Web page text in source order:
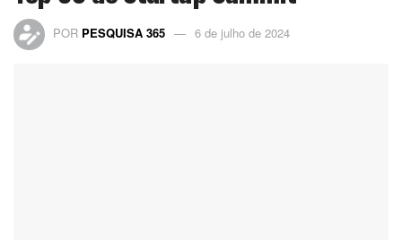
POR PESQUISA 365 6 de julho de 2024